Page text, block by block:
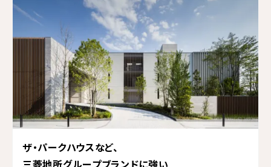
ザ・パークハウスなど、